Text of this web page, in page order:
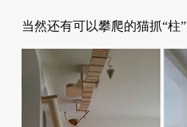
当然还有可以攀爬的猫抓“柱”